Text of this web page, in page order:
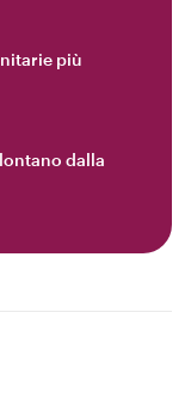
più
dalla